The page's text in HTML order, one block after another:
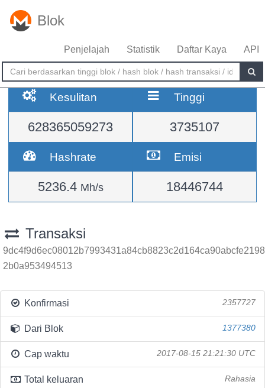
Blok
Penjelajah Statistik Daftar Kaya API
Kesulitan
628365059273
Tinggi
3735107
Hashrate
5236.4 Mh/s
Emisi
18446744
Transaksi
9dc4f9d6ec08012b7993431a84cb8823c2d164ca90abcfe2198
2b0a953494513
Konfirmasi 2357727
Dari Blok 1377380
Cap waktu 2017-08-15 21:21:30 UTC
Total keluaran Rahasia